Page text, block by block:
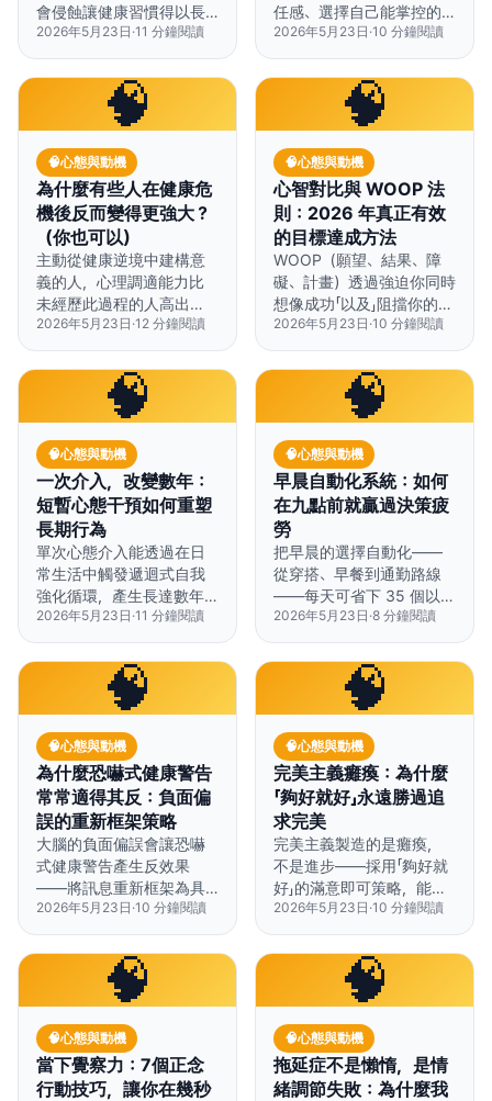
會侵蝕讓健康習慣得以長
久維持的內在滿足感。
2026年5月23日 ·11 分鐘閱讀
任感、選擇自己能掌控的
活動、專注於技能精進而
非結果數字。
2026年5月23日 ·10 分鐘閱讀
🧠
🧠心態與動機
為什麼有些人在健康危
機後反而變得更強大？
（你也可以）
主動從健康逆境中建構意
義的人，心理調適能力比
未經歷此過程的人高出
47%，身體復原速度也更
快。
2026年5月23日 ·12 分鐘閱讀
🧠
🧠心態與動機
心智對比與 WOOP 法
則：2026 年真正有效
的目標達成方法
WOOP（願望、結果、障
礙、計畫）透過強迫你同時
想像成功「以及」阻擋你的具
體障礙，讓目標達成率翻
倍。
2026年5月23日 ·10 分鐘閱讀
🧠
🧠心態與動機
一次介入，改變數年：
短暫心態干預如何重塑
長期行為
單次心態介入能透過在日
常生活中觸發遞迴式自我
強化循環，產生長達數年
的行為改變。
2026年5月23日 ·11 分鐘閱讀
🧠
🧠心態與動機
早晨自動化系統：如何
在九點前就贏過決策疲
勞
把早晨的選擇自動化——
從穿搭、早餐到通勤路線
——每天可省下 35 個以上
的微決策，讓認知資源留
給真正重要的事。
2026年5月23日 ·8 分鐘閱讀
🧠
🧠心態與動機
為什麼恐嚇式健康警告
常常適得其反：負面偏
誤的重新框架策略
大腦的負面偏誤會讓恐嚇
式健康警告產生反效果
——將訊息重新框架為具
體可行的行動，比單純製
造恐懼更能帶來正面結
果。
2026年5月23日 ·10 分鐘閱讀
🧠
🧠心態與動機
完美主義癱瘓：為什麼
「夠好就好」永遠勝過追
求完美
完美主義製造的是癱瘓，
不是進步——採用「夠好就
好」的滿意即可策略，能帶
來更好的健康成果，焦慮
也更少。
2026年5月23日 ·10 分鐘閱讀
🧠
🧠心態與動機
當下覺察力：7個正念
行動技巧，讓你在幾秒
🧠
🧠心態與動機
拖延症不是懶惰，是情
緒調節失敗：為什麼我